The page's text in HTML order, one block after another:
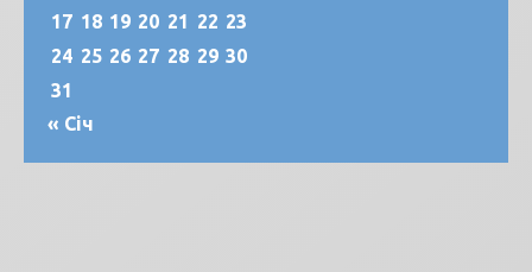
17 18 19 20 21 22 23
24 25 26 27 28 29 30
31
« Січ